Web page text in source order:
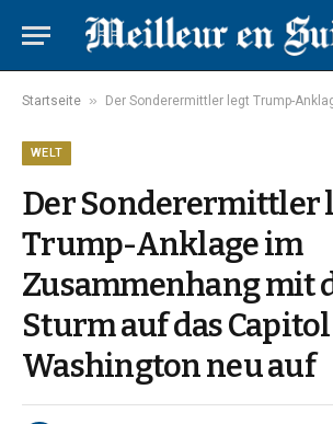
Startseite » Der Sonderermittler legt Trump-Anklage im Zusammenhang mit dem
WELT
Der Sonderermittler
Trump-Anklage im
Zusammenhang mit
Sturm auf das
Washington neu auf